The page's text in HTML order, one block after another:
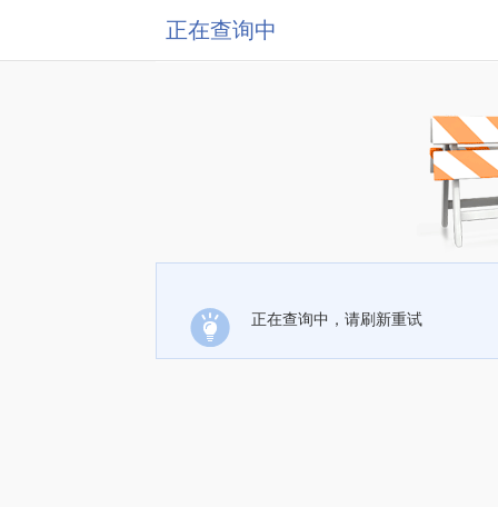
正在查询中
正在查询中，请刷新重试